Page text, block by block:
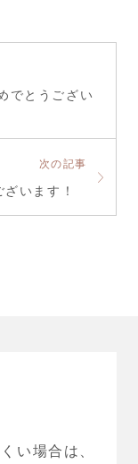
でとうござい
次の記事
います！
い場合は、